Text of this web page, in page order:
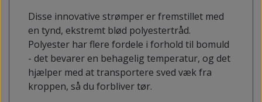
Disse innovative strømper er fremstillet med
en tynd, ekstremt blød polyestertråd.
Polyester har flere fordele i forhold til bomuld
- det bevarer en behagelig temperatur, og det
hjælper med at transportere sved væk fra
kroppen, så du forbliver tør.